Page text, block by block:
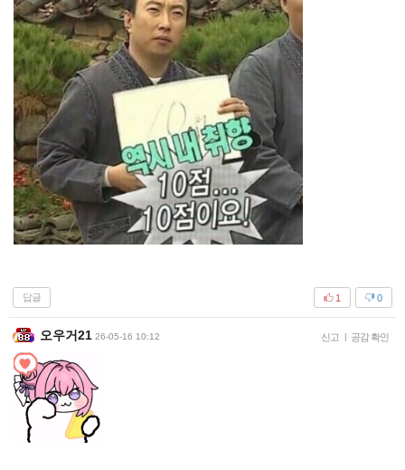
답글 0
1
오우거21 26-05-16 10:12 신고 | 공감 확인